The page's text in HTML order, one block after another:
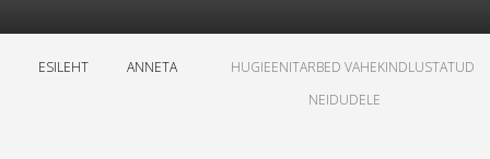
ESILEHT ANNETA
HUGIEENITARBED VAHEKINDLUSTATUD
NEIDUDELE